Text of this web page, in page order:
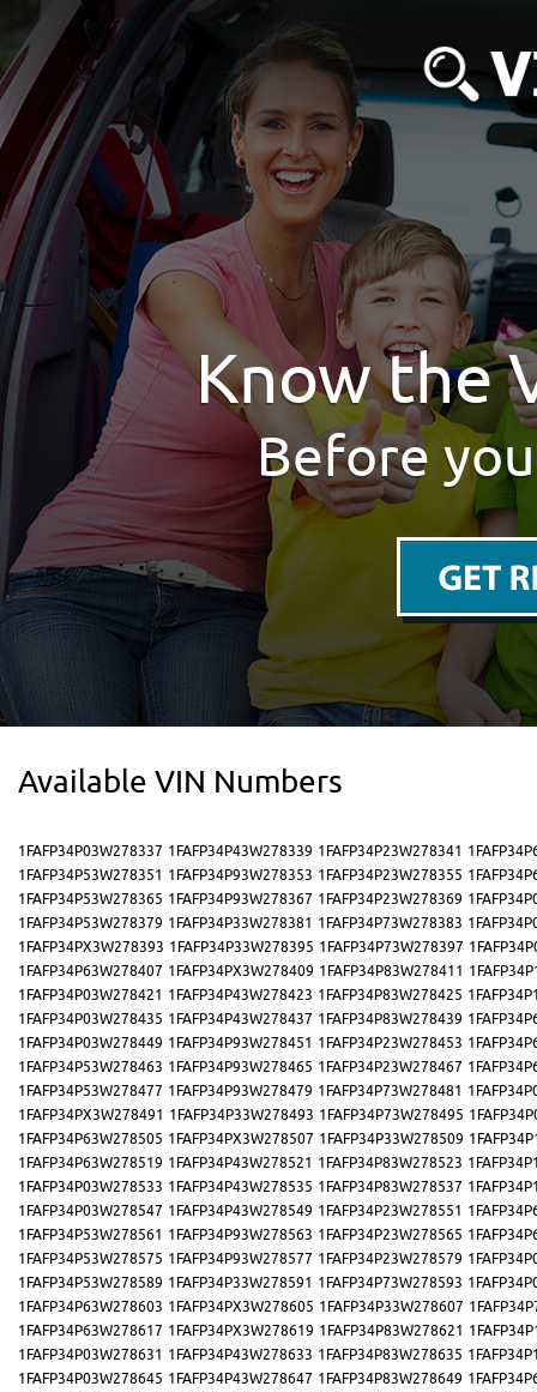
Know the
Before
Available VIN Numbers
1FAFP34P03W278337 1FAFP34P43W278339 1FAFP34P23W278341
1FAFP34P53W278351 1FAFP34P93W278353 1FAFP34P23W278355
1FAFP34P53W278365 1FAFP34P93W278367 1FAFP34P23W278369
1FAFP34P53W278379 1FAFP34P33W278381 1FAFP34P73W278383
1FAFP34PX3W278393 1FAFP34P33W278395 1FAFP34P73W278397
1FAFP34P63W278407 1FAFP34PX3W278409 1FAFP34P83W278411
1FAFP34P03W278421 1FAFP34P43W278423 1FAFP34P83W278425
1FAFP34P03W278435 1FAFP34P43W278437 1FAFP34P83W278439
1FAFP34P03W278449 1FAFP34P93W278451 1FAFP34P23W278453
1FAFP34P53W278463 1FAFP34P93W278465 1FAFP34P23W278467
1FAFP34P53W278477 1FAFP34P93W278479 1FAFP34P73W278481
1FAFP34PX3W278491 1FAFP34P33W278493 1FAFP34P73W278495
1FAFP34P63W278505 1FAFP34PX3W278507 1FAFP34P33W278509
1FAFP34P63W278519 1FAFP34P43W278521 1FAFP34P83W278523
1FAFP34P03W278533 1FAFP34P43W278535 1FAFP34P83W278537
1FAFP34P03W278547 1FAFP34P43W278549 1FAFP34P23W278551
1FAFP34P53W278561 1FAFP34P93W278563 1FAFP34P23W278565
1FAFP34P53W278575 1FAFP34P93W278577 1FAFP34P23W278579
1FAFP34P53W278589 1FAFP34P33W278591 1FAFP34P73W278593
1FAFP34P63W278603 1FAFP34PX3W278605 1FAFP34P33W278607
1FAFP34P63W278617 1FAFP34PX3W278619 1FAFP34P83W278621
1FAFP34P03W278631 1FAFP34P43W278633 1FAFP34P83W278635
1FAFP34P03W278645 1FAFP34P43W278647 1FAFP34P83W278649